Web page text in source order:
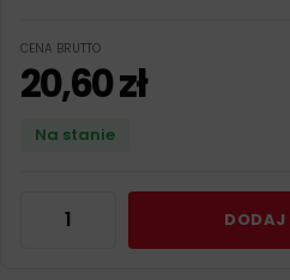
CENA BRUTTO
20,60zł
Na stanie
DODAJ